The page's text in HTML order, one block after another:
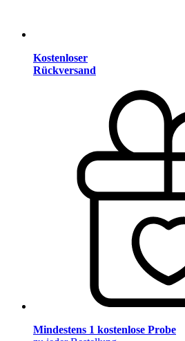
Kostenloser
Rückversand
Mindestens 1 kostenlose Probe